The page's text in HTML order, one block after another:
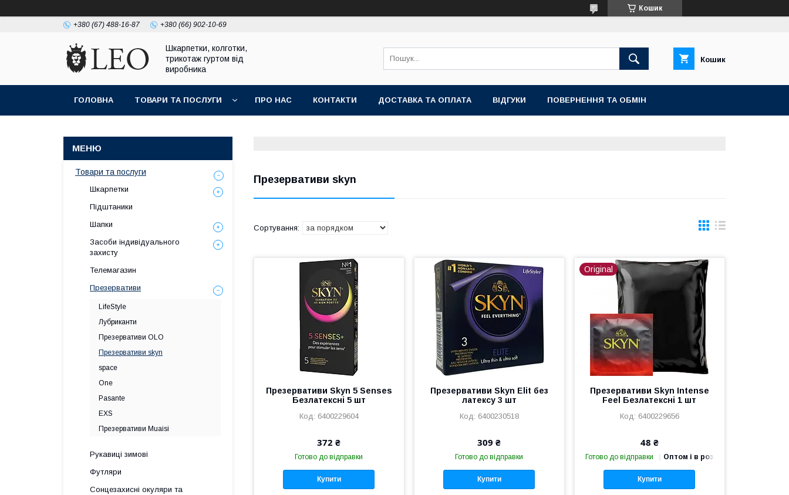
Кошик
+380 (67) 488-16-87 +380 (66) 902-10-69
Шкарпетки, колготки,
трикотаж гуртом від
виробника
Кошик
ГОЛОВНА ТОВАРИ ТА ПОСЛУГИ ПРО НАС КОНТАКТИ ДОСТАВКА ТА ОПЛАТА ВIДГУКИ ПОВЕРНЕННЯ ТА ОБМIН
Презервативи skyn
Презервативи Skyn 5 Senses
Безлатексні 5 шт
6400229604
372 ₴
Готово до відправки
Купити
Презервативи Skyn Elit без
латексу 3 шт
6400230518
309 ₴
Готово до відправки
Купити
Original
Презервативи Skyn Intense
Feel Безлатексні 1 шт
6400229656
48 ₴
Готово до відправки Оптом і в роздріб
Купити
Товари та послуги
Шкарпетки
Підштаники
Шапки
Засоби індивідуального
захисту
Телемагазин
Презервативи
LifeStyle
Лубриканти
Презервативи OLO
Презервативи skyn
space
One
Pasante
EXS
Презервативи Muaisi
Рукавиці зимові
Футляри
Сонцезахисні окуляри та